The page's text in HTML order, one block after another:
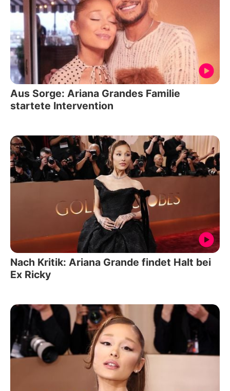
Aus Sorge: Ariana Grandes Familie
startete Intervention
Nach Kritik: Ariana Grande findet Halt bei
Ex Ricky